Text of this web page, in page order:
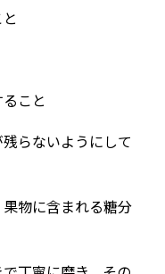
こと
らないようにして
物に含まれる糖分